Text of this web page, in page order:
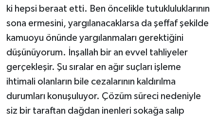
ki hepsi beraat etti. Ben öncelikle tutukluluklarının
sona ermesini, yargılanacaklarsa da şeffaf şekilde
kamuoyu önünde yargılanmaları gerektiğini
düşünüyorum. İnşallah bir an evvel tahliyeler
gerçekleşir. Şu sıralar en ağır suçları işleme
ihtimali olanların bile cezalarının kaldırılma
durumları konuşuluyor. Çözüm süreci nedeniyle
siz bir taraftan dağdan inenleri sokağa salıp